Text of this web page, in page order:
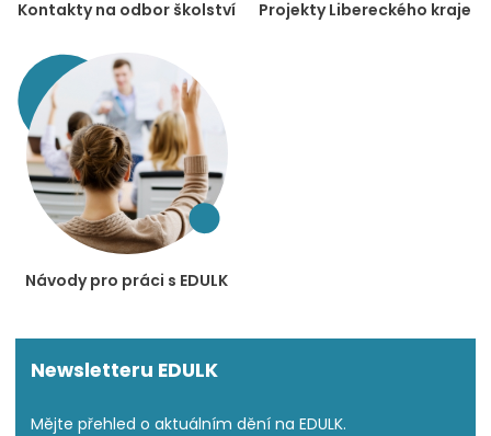
Kontakty na odbor školství Projekty Libereckého kraje
Návody pro práci s EDULK
Newsletteru EDULK
Mějte přehled o aktuálním dění na EDULK.